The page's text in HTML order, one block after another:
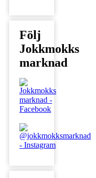
Följ
Jokkmokks
marknad